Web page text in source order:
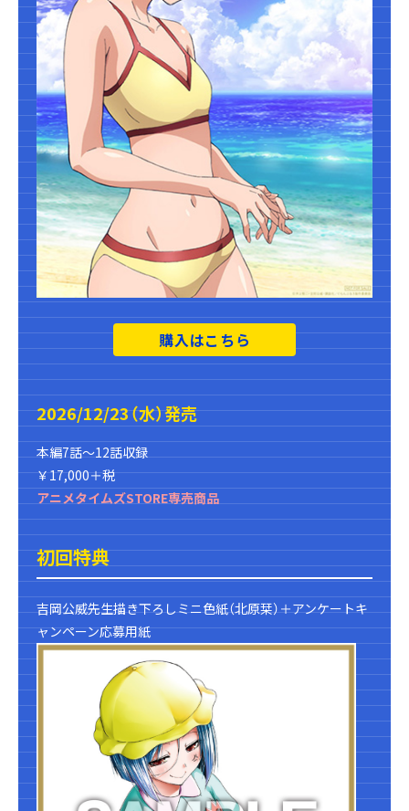
購入はこちら
2026/12/23（水）発売
本編7話～12話収録
￥17,000＋税
アニメタイムズSTORE専売商品
初回特典
吉岡公威先生描き下ろしミニ色紙（北原栞）＋アンケートキ
ャンペーン応募用紙